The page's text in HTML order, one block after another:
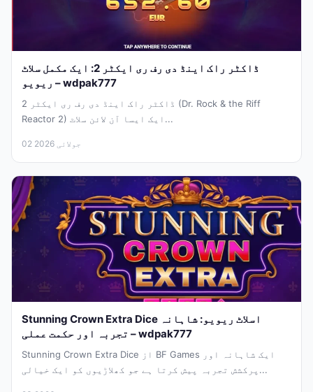
ڈاکٹر راک اینڈ دی رف ری ایکٹر 2: ایک مکمل سلاٹ
ریویو – wdpak777
ڈاکٹر راک اینڈ دی رف ری ایکٹر 2 (Dr. Rock & the Riff
Reactor 2) ایک ایسا آن لائن سلاٹ...
02 جولائی 2026
Stunning Crown Extra Dice اسلاٹ ریویو: شاہانہ
تجربہ اور حکمت عملی – wdpak777
Stunning Crown Extra Dice از BF Games ایک شاہانہ اور
پرکشش تجربہ پیش کرتا ہے جو کھلاڑیوں کو ایک خیالی...